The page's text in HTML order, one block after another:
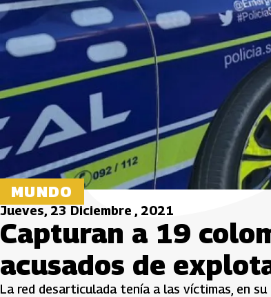
MUNDO
Jueves, 23 Diciembre , 2021
Capturan a 19
acusados de
La red desarticulada tenía a las víctimas, en